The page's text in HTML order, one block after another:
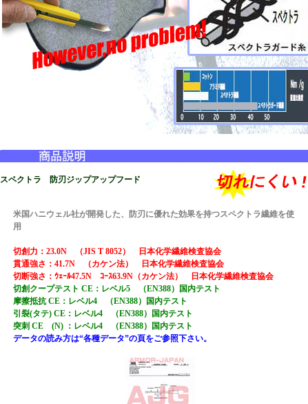
スペクトラ 防刃ジップアップフード
米国ハニウェル社が開発した、防刃に優れた効果を持つスペクトラ繊維を使
用
切創力：23.0N （JIS T 8052） 日本化学繊維検査協会
貫通強さ：41.7N （カケン法） 日本化学繊維検査協会
切断強さ：ｳｪｰﾙ47.5N ｺｰｽ63.9N（カケン法） 日本化学繊維検査協会
切創クープテスト CE：レベル5 （EN388）国内テスト
摩擦抵抗 CE：レベル4 （EN388）国内テスト
引裂(タテ) CE：レベル4 （EN388）国内テスト
突刺 CE (N) ：レベル4 （EN388）国内テスト
データの読み方は“各種データ”の頁をご参照下さい。